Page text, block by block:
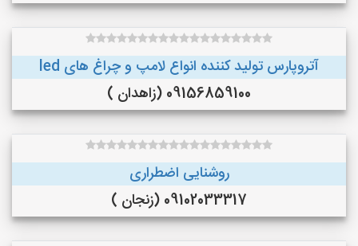
آتروپارس تولید کننده انواع لامپ و چراغ های led
09156859100 (زاهدان )
روشنایی اضطراری
09102033317 (زنجان )